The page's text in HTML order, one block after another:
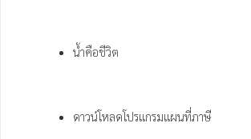
น้ำคือชีวิต
ดาวน์โหลดโปรแกรมแผนที่ภาษี